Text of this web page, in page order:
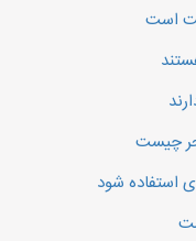
است
چیست
استفاده شود